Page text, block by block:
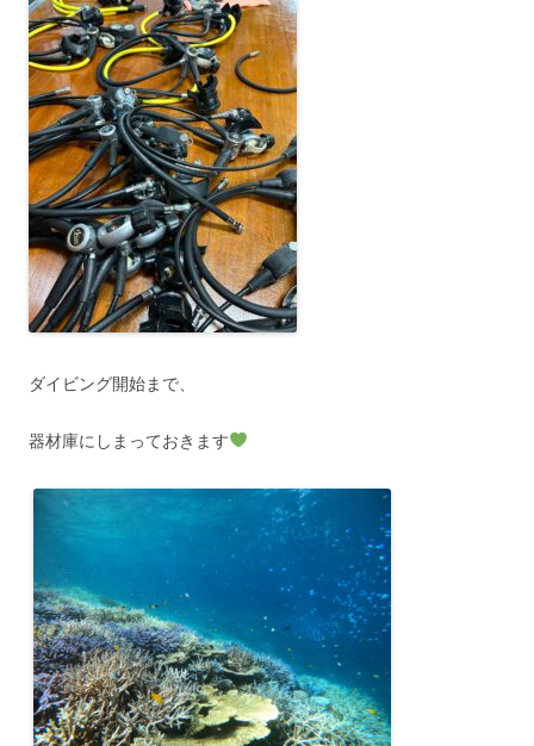
ダイビング開始まで、
器材庫にしまっておきます